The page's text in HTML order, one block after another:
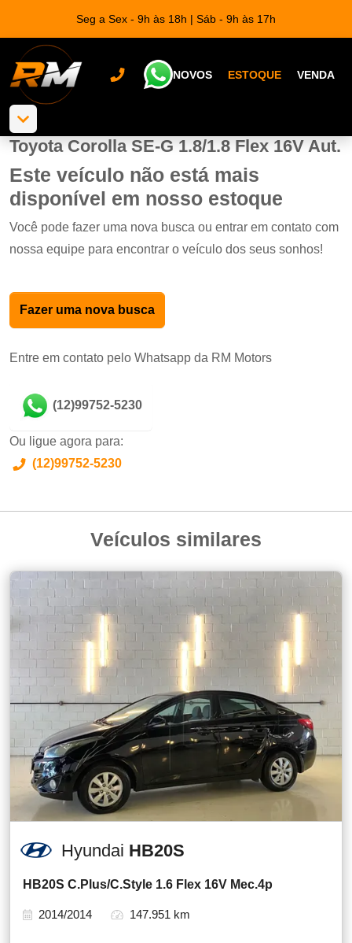
Seg a Sex - 9h às 18h | Sáb - 9h às 17h
NOVOS ESTOQUE VENDA
Toyota Corolla SE-G 1.8/1.8 Flex 16V Aut.
Este veículo não está mais
disponível em nosso estoque
Você pode fazer uma nova busca ou entrar em contato com
nossa equipe para encontrar o veículo dos seus sonhos!
Fazer uma nova busca
Entre em contato pelo Whatsapp da RM Motors
(12)99752-5230
Ou ligue agora para:
(12)99752-5230
Veículos similares
Hyundai HB20S
HB20S C.Plus/C.Style 1.6 Flex 16V Mec.4p
2014/2014 147.951 km